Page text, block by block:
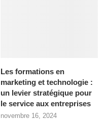
Les formations en
marketing et technologie :
un levier stratégique pour
le service aux entreprises
novembre 16, 2024